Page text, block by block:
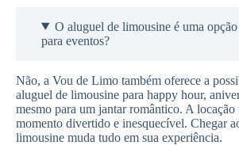
O aluguel de limousine é uma opção
para eventos?
Não, a Vou de Limo também oferece a
aluguel de limousine para happy hour,
mesmo para um jantar romântico. A locação
momento divertido e inesquecível. Chegar
limousine muda tudo em sua experiência.